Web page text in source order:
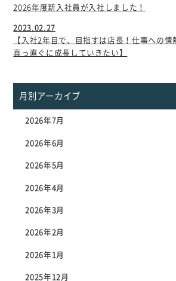
2026年度新入社員が入社しました！
2023.02.27
【入社2年目で、目指すは店長！仕事への情
真っ直ぐに成長していきたい】
月別アーカイブ
2026年7月
2026年6月
2026年5月
2026年4月
2026年3月
2026年2月
2026年1月
2025年12月